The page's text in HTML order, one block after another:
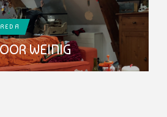
WEINIG